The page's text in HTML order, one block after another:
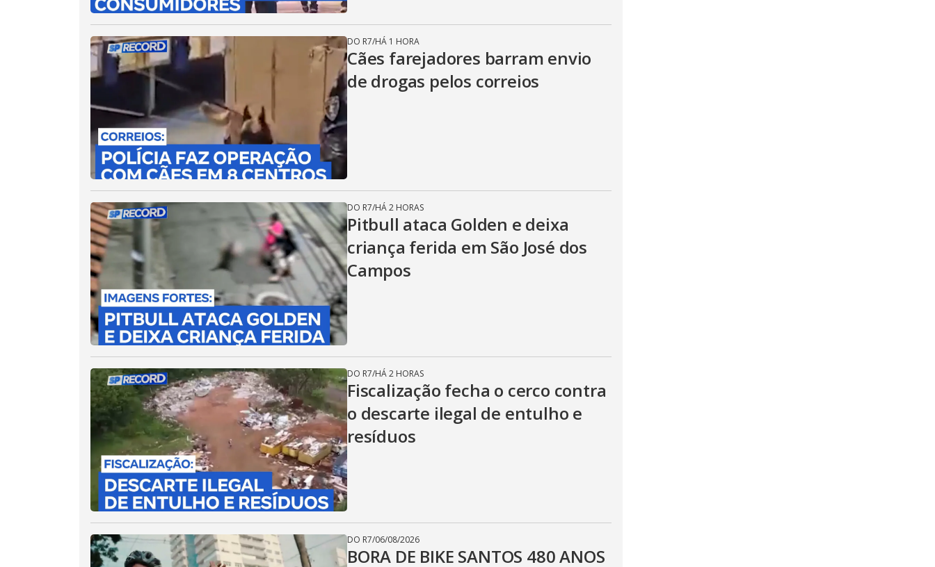
DO R7/HÁ 1 HORA
Cães farejadores barram envio
de drogas pelos correios
DO R7/HÁ 2 HORAS
Pitbull ataca Golden e deixa
criança ferida em São José dos
Campos
DO R7/HÁ 2 HORAS
Fiscalização fecha o cerco contra
o descarte ilegal de entulho e
resíduos
DO R7/06/08/2026
BORA DE BIKE SANTOS 480 ANOS